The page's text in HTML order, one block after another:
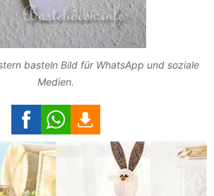
basteln Bild für WhatsApp und soziale
Medien.